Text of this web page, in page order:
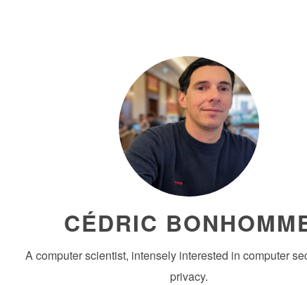
CÉDRIC
A computer scientist, intensely interested in computer
privacy.